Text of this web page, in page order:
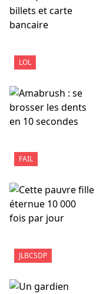
LOL
FAIL
JLBCSDP